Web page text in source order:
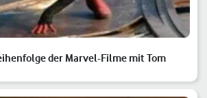
der Marvel-Filme mit Tom